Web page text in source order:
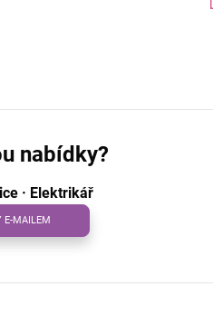
nabídky?
· Elektrikář
E-MAILEM